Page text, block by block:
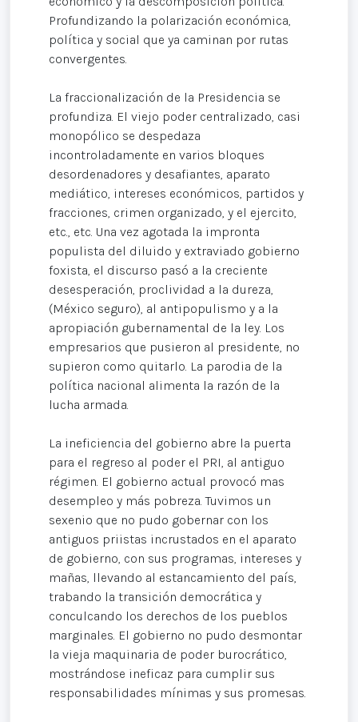
Profundizando la polarización económica,
política y social que ya caminan por rutas
convergentes.
La fraccionalización de la Presidencia se
profundiza. El viejo poder centralizado, casi
monopólico se despedaza
incontroladamente en varios bloques
desordenadores y desafiantes, aparato
mediático, intereses económicos, partidos y
fracciones, crimen organizado, y el ejercito,
etc., etc. Una vez agotada la impronta
populista del diluido y extraviado gobierno
foxista, el discurso pasó a la creciente
desesperación, proclividad a la dureza,
(México seguro), al antipopulismo y a la
apropiación gubernamental de la ley. Los
empresarios que pusieron al presidente, no
supieron como quitarlo. La parodia de la
política nacional alimenta la razón de la
lucha armada.
La ineficiencia del gobierno abre la puerta
para el regreso al poder el PRI, al antiguo
régimen. El gobierno actual provocó mas
desempleo y más pobreza. Tuvimos un
sexenio que no pudo gobernar con los
antiguos priistas incrustados en el aparato
de gobierno, con sus programas, intereses y
mañas, llevando al estancamiento del país,
trabando la transición democrática y
conculcando los derechos de los pueblos
marginales. El gobierno no pudo desmontar
la vieja maquinaria de poder burocrático,
mostrándose ineficaz para cumplir sus
responsabilidades mínimas y sus promesas.